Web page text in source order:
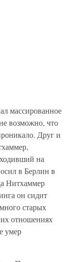
массированное
возможно, что
Друг и
на
в Берлин в
Нитхаммер
он сидит
старых
отношениях
умер